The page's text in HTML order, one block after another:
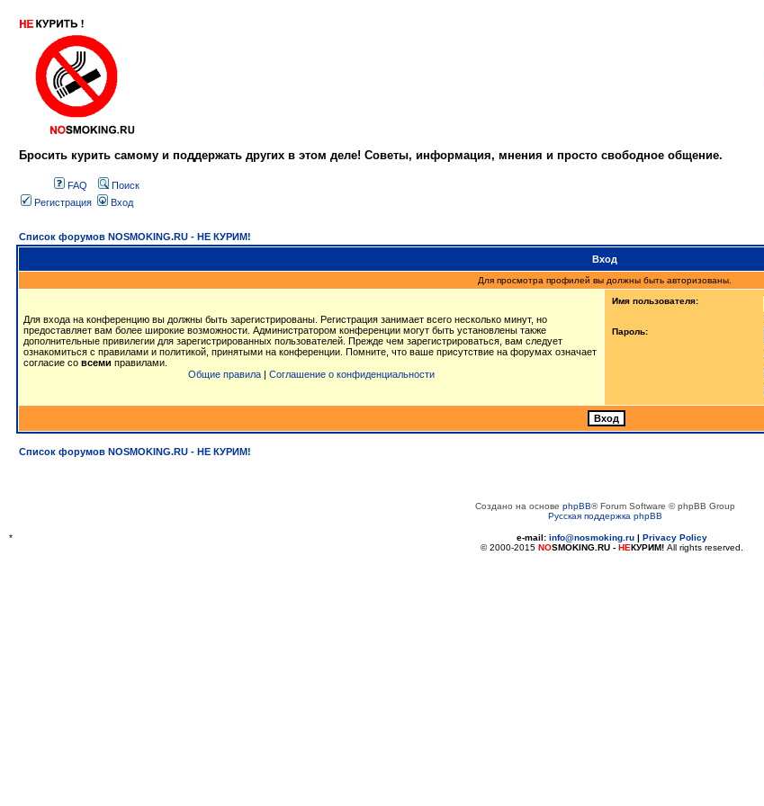
Бросить курить самому и поддержать других в этом деле! Советы, информация, мнения и просто свободное общение.
FAQ
Поиск
Регистрация
Вход
Список форумов NOSMOKING.RU - НЕ КУРИМ!
Вход
Для просмотра профилей вы должны быть авторизованы.
Для входа на конференцию вы должны быть зарегистрированы. Регистрация занимает всего несколько минут, но
предоставляет вам более широкие возможности. Администратором конференции могут быть установлены также
дополнительные привилегии для зарегистрированных пользователей. Прежде чем зарегистрироваться, вам следует
ознакомиться с правилами и политикой, принятыми на конференции. Помните, что ваше присутствие на форумах означает
согласие со всеми правилами.
Общие правила | Соглашение о конфиденциальности
Имя пользователя:
Пароль:
Список форумов NOSMOKING.RU - НЕ КУРИМ!
Создано на основе phpBB® Forum Software © phpBB Group
Русская поддержка phpBB
* e-mail: info@nosmoking.ru | Privacy Policy
© 2000-2015 NOSMOKING.RU - НЕКУРИМ! All rights reserved.